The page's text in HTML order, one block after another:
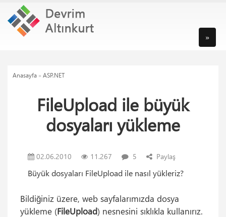
»
Anasayfa » ASP.NET
FileUpload ile büyük
dosyaları yükleme
02.06.2010 11.267 5 Paylaş
Büyük dosyaları FileUpload ile nasıl yükleriz?
Bildiğiniz üzere, web sayfalarımızda dosya
yükleme (FileUpload) nesnesini sıklıkla kullanırız.